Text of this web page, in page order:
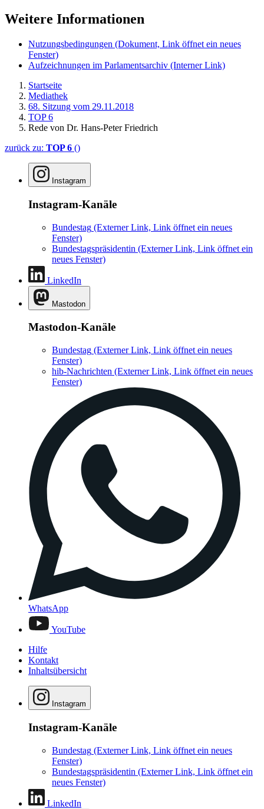
Weitere Informationen
Nutzungsbedingungen (Dokument, Link öffnet ein neues
Fenster)
Aufzeichnungen im Parlamentsarchiv (Interner Link)
Startseite
Mediathek
68. Sitzung vom 29.11.2018
TOP 6
Rede von Dr. Hans-Peter Friedrich
zurück zu: TOP 6 ()
Instagram
Instagram-Kanäle
Bundestag (Externer Link, Link öffnet ein neues
Fenster)
Bundestagspräsidentin (Externer Link, Link öffnet ein
neues Fenster)
LinkedIn
Mastodon
Mastodon-Kanäle
Bundestag (Externer Link, Link öffnet ein neues
Fenster)
hib-Nachrichten (Externer Link, Link öffnet ein neues
Fenster)
WhatsApp
YouTube
Hilfe
Kontakt
Inhaltsübersicht
Instagram
Instagram-Kanäle
Bundestag (Externer Link, Link öffnet ein neues
Fenster)
Bundestagspräsidentin (Externer Link, Link öffnet ein
neues Fenster)
LinkedIn